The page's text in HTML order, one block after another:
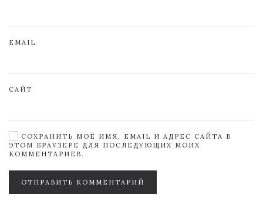
EMAIL
САЙТ
СОХРАНИТЬ МОЁ ИМЯ, EMAIL И АДРЕС САЙТА В
ЭТОМ БРАУЗЕРЕ ДЛЯ ПОСЛЕДУЮЩИХ МОИХ
КОММЕНТАРИЕВ.
ОТПРАВИТЬ КОММЕНТАРИЙ